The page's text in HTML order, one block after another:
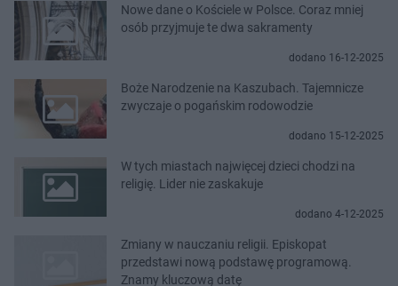
Nowe dane o Kościele w Polsce. Coraz mniej
osób przyjmuje te dwa sakramenty
dodano 16-12-2025
Boże Narodzenie na Kaszubach. Tajemnicze
zwyczaje o pogańskim rodowodzie
dodano 15-12-2025
W tych miastach najwięcej dzieci chodzi na
religię. Lider nie zaskakuje
dodano 4-12-2025
Zmiany w nauczaniu religii. Episkopat
przedstawi nową podstawę programową.
Znamy kluczową datę